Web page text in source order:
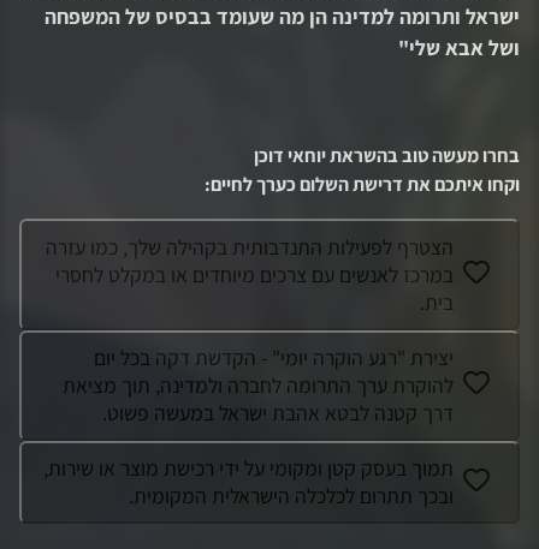
ישראל ותרומה למדינה הן מה שעומד בבסיס של המשפחה
ושל אבא שלי"
בחרו מעשה טוב בהשראתיוחאי דוכן
וקחו איתכם את דרישת השלום כערך לחיים:
הצטרף לפעילות התנדבותית בקהילה שלך, כמו עזרה
במרכז לאנשים עם צרכים מיוחדים או במקלט לחסרי
בית.
יצירת "רגע הוקרה יומי" - הקדשת דקה בכל יום
להוקרת ערך התרומה לחברה ולמדינה, תוך מציאת
דרך קטנה לבטא אהבת ישראל במעשה פשוט.
תמוך בעסק קטן ומקומי על ידי רכישת מוצר או שירות,
ובכך תתרום לכלכלה הישראלית המקומית.